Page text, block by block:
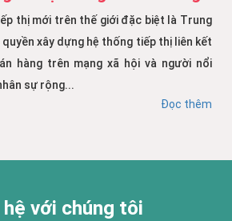
thị mới trên thế giới đặc biệt là Trung
xây dựng hệ thống tiếp thị liên kết
hàng trên mạng xã hội và người nổi
sự rộng...
Đọc thêm
hệ với chúng tôi